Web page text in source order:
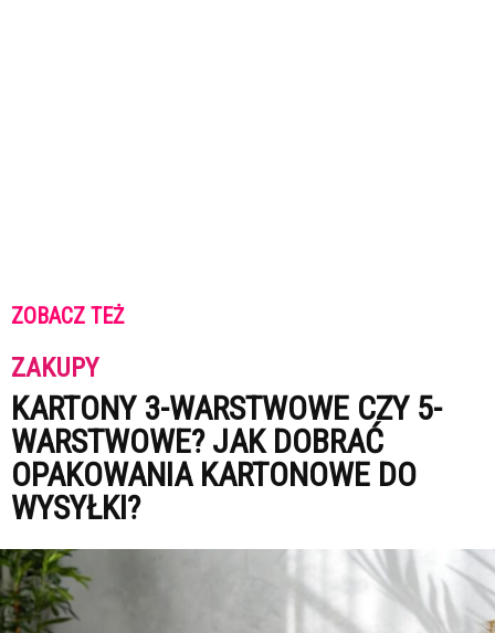
ZOBACZ TEŻ
ZAKUPY
KARTONY 3-WARSTWOWE CZY 5-
WARSTWOWE? JAK DOBRAĆ
OPAKOWANIA KARTONOWE DO
WYSYŁKI?